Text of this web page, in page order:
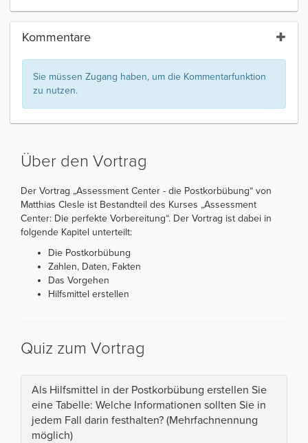
Kommentare
Sie müssen Zugang haben, um die Kommentarfunktion
zu nutzen.
Über den Vortrag
Der Vortrag „Assessment Center - die Postkorbübung“ von
Matthias Clesle ist Bestandteil des Kurses „Assessment
Center: Die perfekte Vorbereitung“. Der Vortrag ist dabei in
folgende Kapitel unterteilt:
Die Postkorbübung
Zahlen, Daten, Fakten
Das Vorgehen
Hilfsmittel erstellen
Quiz zum Vortrag
Als Hilfsmittel in der Postkorbübung erstellen Sie
eine Tabelle: Welche Informationen sollten Sie in
jedem Fall darin festhalten? (Mehrfachnennung
möglich)